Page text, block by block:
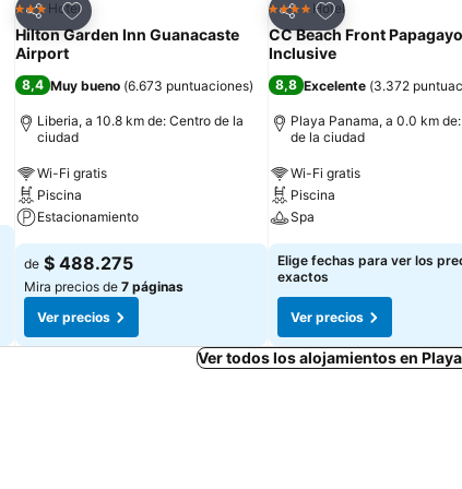
Compartir
Agregar a favoritos
3 Estrellas
Hotel
Hilton Garden Inn Guanacaste
Airport
8,4 Muy bueno (6.673 puntuaciones)
Liberia, a 10.8 km de: Centro de la
ciudad
Wi-Fi gratis
Piscina
Estacionamiento
de $ 488.275
Mira precios de 7 páginas
Ver precios
Compartir
Agregar a
4 EstrellasHotel
CC Beach Front
Inclusive
8,8 Excelente (3.372
Playa Panama, a 0.0 km
de la ciudad
Wi-Fi gratis
Piscina
Spa
Elige fechas para ver los
exactos
Ver precios
Ver todos los alojamientos en